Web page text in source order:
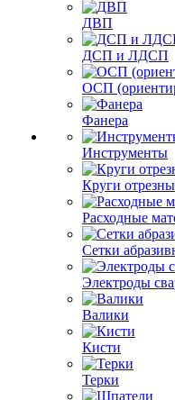
ДВП
ДСП и ЛДСП
ОСП
Фанера
Инструменты
Круги
Расходные
Сетки
Электроды
Валики
Кисти
Терки